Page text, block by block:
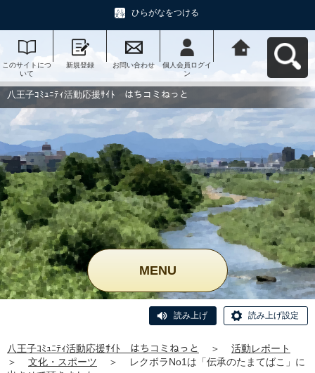
ひらがなをつける
このサイトにつ
いて
新規登録 お問い合わせ
個人会員ログイ
ン
動応援ｻｲﾄ はち
コミねっとへ戻
八王子ｺﾐｭﾆﾃｨ活動応援ｻｲﾄ はちコミねっと
MENU
読み上げ 読み上げ設定
八王子ｺﾐｭﾆﾃｨ活動応援ｻｲﾄ はちコミねっと ＞
活動レポート
＞
文化・スポーツ ＞
レクボラNo1は「伝承のたまてばこ」に